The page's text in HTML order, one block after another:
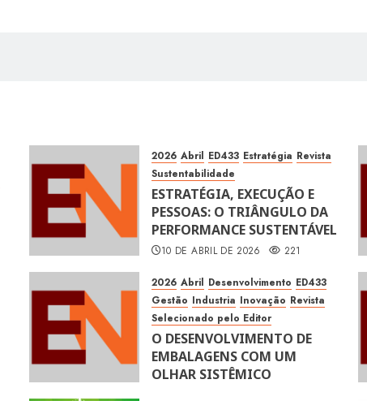
2026 Abril ED433 Estratégia Revista
Sustentabilidade
ESTRATÉGIA, EXECUÇÃO E
PESSOAS: O TRIÂNGULO DA
PERFORMANCE SUSTENTÁVEL
10 DE ABRIL DE 2026 221
2026 Abril Desenvolvimento ED433
Gestão Industria Inovação Revista
Selecionado pelo Editor
O DESENVOLVIMENTO DE
EMBALAGENS COM UM
OLHAR SISTÊMICO